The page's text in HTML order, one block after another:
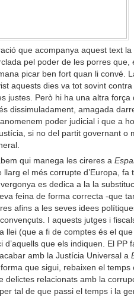
que acompanya aquest text la
pel poder de les porres que,
picar ben fort quan li convé.
aquests dies va tot sovint
justes. Però hi ha una altra força
dissimuladament, amagada
poder judicial i que a
si no del partit governant o
qui manega les cireres a
llarg el més corrupte d’Europa, fa
es dedica a la la
feina de forma correcta -que
afins a les seves idees
I aquests jutges i
llei (que a fi de comptes és el
que els indiquen. El PP
amb la Justícia Universal a
que sigui, rebaixen el temps
delictes relacionats amb la
tal de que passi el temps i la